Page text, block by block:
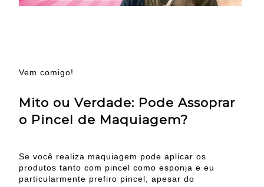
Vem comigo!
Mito ou Verdade: Pode Assoprar
o Pincel de Maquiagem?
Se você realiza maquiagem pode aplicar os
produtos tanto com pincel como esponja e eu
particularmente prefiro pincel, apesar do